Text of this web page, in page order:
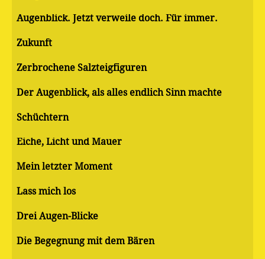
Augenblick. Jetzt verweile doch. Für immer.
Zukunft
Zerbrochene Salzteigfiguren
Der Augenblick, als alles endlich Sinn machte
Schüchtern
Eiche, Licht und Mauer
Mein letzter Moment
Lass mich los
Drei Augen-Blicke
Die Begegnung mit dem Bären